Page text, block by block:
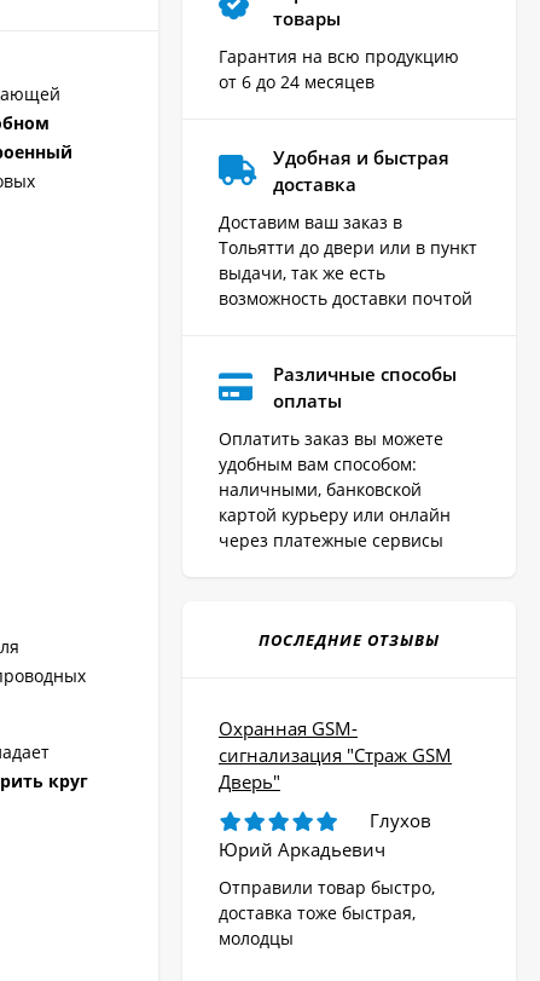
круг
товары
Гарантия на всю продукцию
от 6 до 24 месяцев
Удобная и быстрая
доставка
Доставим ваш заказ в
Тольятти до двери или в пункт
выдачи, так же есть
возможность доставки почтой
Различные способы
оплаты
Оплатить заказ вы можете
удобным вам способом:
наличными, банковской
картой курьеру или онлайн
через платежные сервисы
ПОСЛЕДНИЕ ОТЗЫВЫ
Охранная GSM-
сигнализация "Страж GSM
Дверь"
Глухов
Юрий Аркадьевич
Отправили товар быстро,
доставка тоже быстрая,
молодцы